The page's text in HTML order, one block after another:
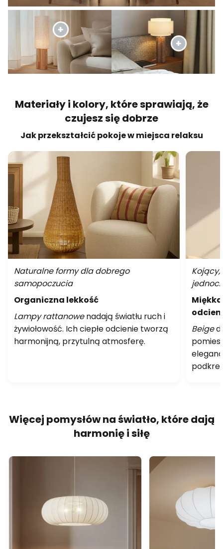
Materiały i kolory, które sprawiają, że
czujesz się dobrze
Jak przekształcić pokoje w miejsca relaksu
Naturalne formy dla dobrego
samopoczucia
Organiczna lekkość
Lampy rattanowenadają światłu ruch i
żywiołowość. Ich ciepłe odcienie tworzą
harmonijną, przytulną atmosferę.
Beige
Więcej pomysłów na światło, które dają
harmonię i siłę